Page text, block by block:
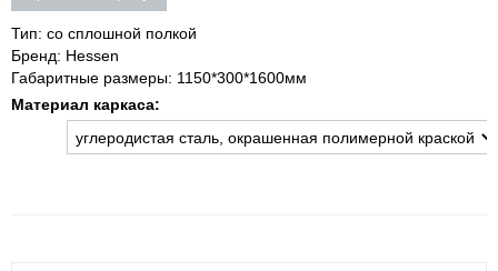
Тип: со сплошной полкой
Бренд: Hessen
Габаритные размеры: 1150*300*1600мм
Материал каркаса: